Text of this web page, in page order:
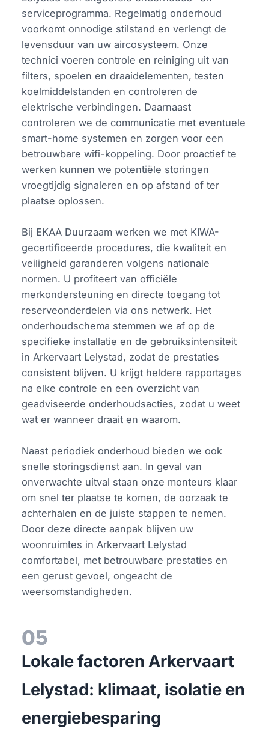
serviceprogramma. Regelmatig onderhoud
voorkomt onnodige stilstand en verlengt de
levensduur van uw aircosysteem. Onze
technici voeren controle en reiniging uit van
filters, spoelen en draaidelementen, testen
koelmiddelstanden en controleren de
elektrische verbindingen. Daarnaast
controleren we de communicatie met eventuele
smart-home systemen en zorgen voor een
betrouwbare wifi-koppeling. Door proactief te
werken kunnen we potentiële storingen
vroegtijdig signaleren en op afstand of ter
plaatse oplossen.
Bij EKAA Duurzaam werken we met KIWA-
gecertificeerde procedures, die kwaliteit en
veiligheid garanderen volgens nationale
normen. U profiteert van officiële
merkondersteuning en directe toegang tot
reserveonderdelen via ons netwerk. Het
onderhoudschema stemmen we af op de
specifieke installatie en de gebruiksintensiteit
in Arkervaart Lelystad, zodat de prestaties
consistent blijven. U krijgt heldere rapportages
na elke controle en een overzicht van
geadviseerde onderhoudsacties, zodat u weet
wat er wanneer draait en waarom.
Naast periodiek onderhoud bieden we ook
snelle storingsdienst aan. In geval van
onverwachte uitval staan onze monteurs klaar
om snel ter plaatse te komen, de oorzaak te
achterhalen en de juiste stappen te nemen.
Door deze directe aanpak blijven uw
woonruimtes in Arkervaart Lelystad
comfortabel, met betrouwbare prestaties en
een gerust gevoel, ongeacht de
weersomstandigheden.
05
Lokale factoren Arkervaart
Lelystad: klimaat, isolatie en
energiebesparing